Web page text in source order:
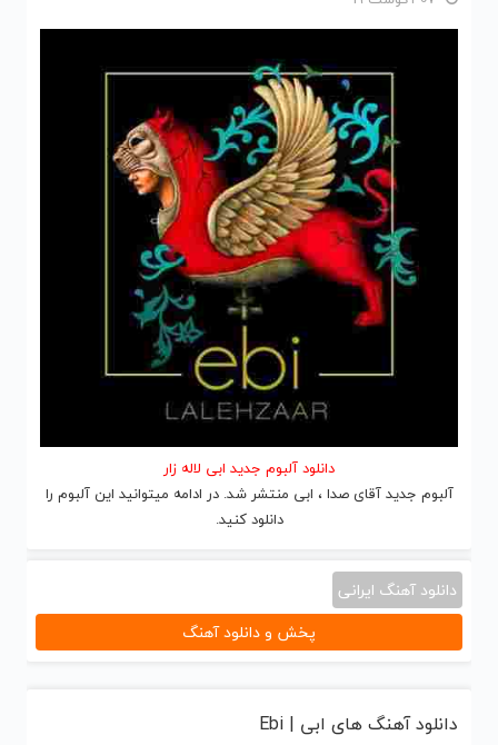
دانلود آلبوم جدید ابی لاله زار
آلبوم جدید آقای صدا ، ابی منتشر شد. در ادامه میتوانید این آلبوم را
دانلود کنید.
دانلود آهنگ ایرانی
پخش و دانلود آهنگ
دانلود آهنگ های ابی | Ebi